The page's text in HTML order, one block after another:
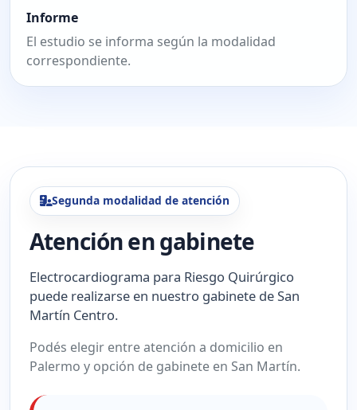
Informe
El estudio se informa según la modalidad
correspondiente.
Segunda modalidad de atención
Atención en gabinete
Electrocardiograma para Riesgo Quirúrgico
puede realizarse en nuestro gabinete de San
Martín Centro.
Podés elegir entre atención a domicilio en
Palermo y opción de gabinete en San Martín.